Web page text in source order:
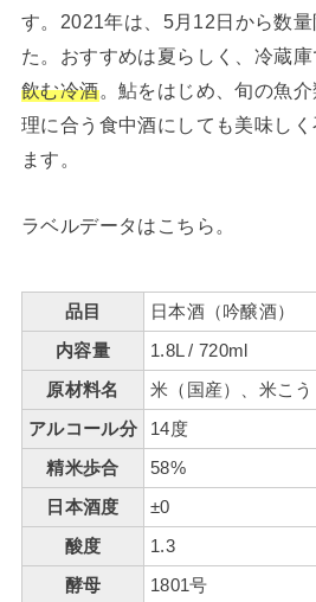
す。2021年は、5月12日から数
た。おすすめは夏らしく、冷蔵庫
飲む冷酒。鮎をはじめ、旬の魚
理に合う食中酒にしても美味し
ます。
ラベルデータはこちら。
品目 日本酒（吟醸酒）
内容量 1.8L / 720ml
原材料名 米（国産）、米こ
アルコール分 14度
精米歩合 58%
日本酒度 ±0
酸度 1.3
酵母 1801号